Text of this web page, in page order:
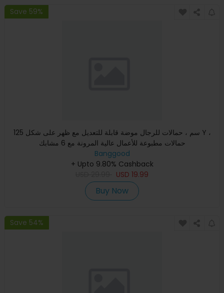
Save 59%
125 سم ، حمالات للرجال موضة قابلة للتعديل مع ظهر على شكل Y ،
حمالات مطبوعة للأعمال عالية المرونة مع 6 مشابك
Banggood
+ Upto 9.80% Cashback
USD 19.99
Buy Now
Save 54%